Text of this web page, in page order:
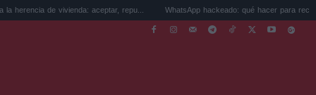
aceptar, repu... WhatsApp hackeado: qué hacer para recuperar tu cue...